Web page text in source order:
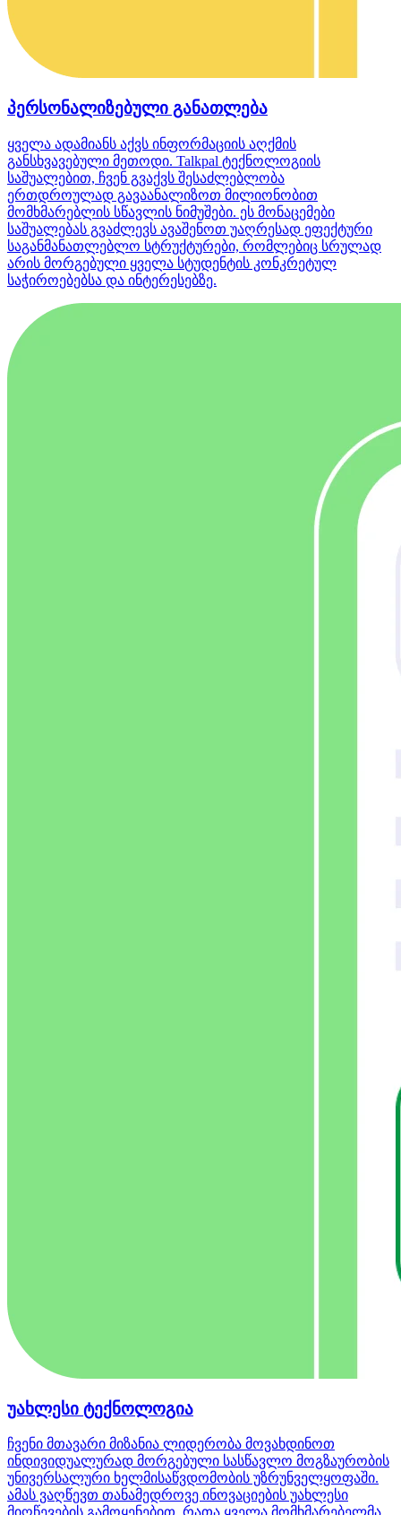
პერსონალიზებული განათლება
ყველა ადამიანს აქვს ინფორმაციის აღქმის
განსხვავებული მეთოდი. Talkpal ტექნოლოგიის
საშუალებით, ჩვენ გვაქვს შესაძლებლობა
ერთდროულად გავაანალიზოთ მილიონობით
მომხმარებლის სწავლის ნიმუშები. ეს მონაცემები
საშუალებას გვაძლევს ავაშენოთ უაღრესად ეფექტური
საგანმანათლებლო სტრუქტურები, რომლებიც სრულად
არის მორგებული ყველა სტუდენტის კონკრეტულ
საჭიროებებსა და ინტერესებზე.
უახლესი ტექნოლოგია
ჩვენი მთავარი მიზანია ლიდერობა მოვახდინოთ
ინდივიდუალურად მორგებული სასწავლო მოგზაურობის
უნივერსალური ხელმისაწვდომობის უზრუნველყოფაში.
ამას ვაღწევთ თანამედროვე ინოვაციების უახლესი